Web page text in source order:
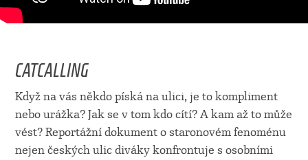
CATCALLING
Když na vás někdo píská na ulici, je to kompliment
nebo urážka? Jak se v tom kdo cítí? A kam až to může
vést? Reportážní dokument o staronovém fenoménu
nejen českých ulic diváky konfrontuje s osobními